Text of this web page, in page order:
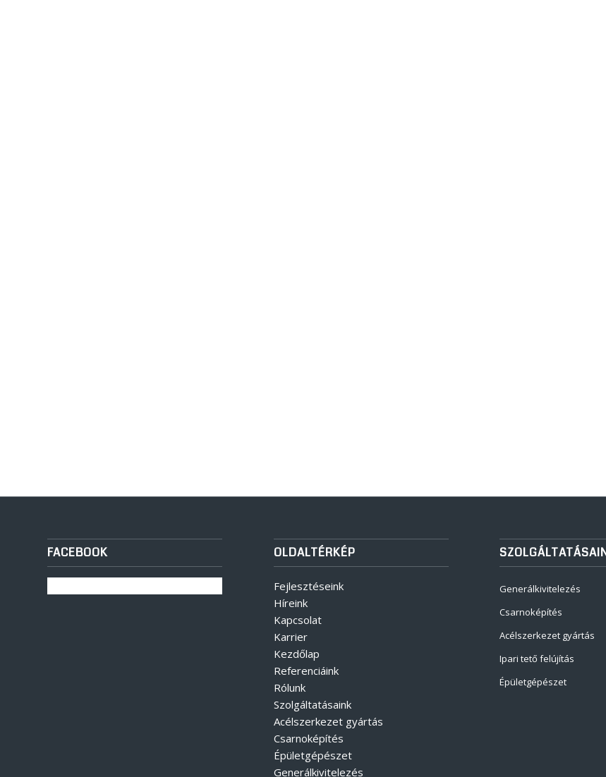
FACEBOOK OLDALTÉRKÉP
Fejlesztéseink
Híreink
Kapcsolat
Karrier
Kezdőlap
Referenciáink
Rólunk
Szolgáltatásaink
Acélszerkezet gyártás
Csarnoképítés
Épületgépészet
Generálkivitelezés
Generálkivitelezés
Csarnoképítés
Acélszerkezet gyártás
Ipari tető felújítás
Épületgépészet